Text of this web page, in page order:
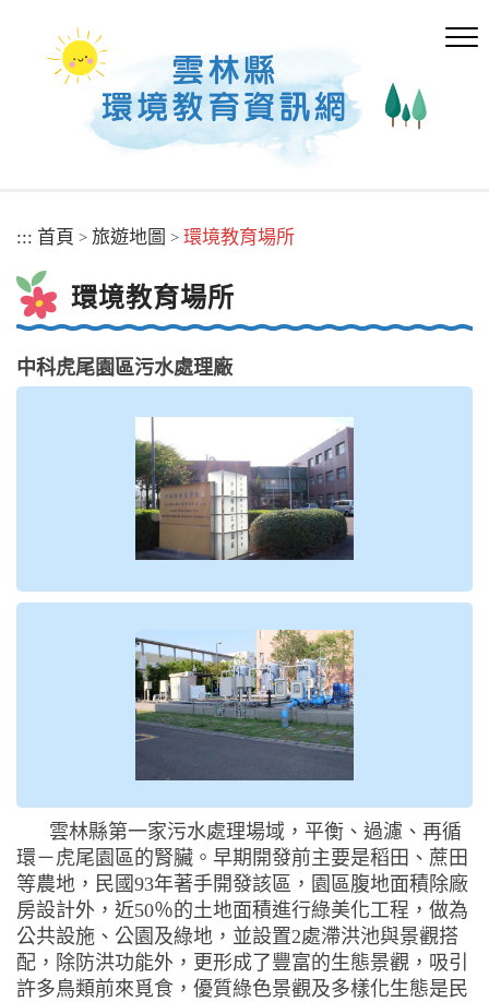
::: 首頁 > 旅遊地圖 > 環境教育場所
環境教育場所
中科虎尾園區污水處理廠
雲林縣第一家污水處理場域，平衡、過濾、再循
環－虎尾園區的腎臟。早期開發前主要是稻田、蔗田
等農地，民國93年著手開發該區，園區腹地面積除廠
房設計外，近50％的土地面積進行綠美化工程，做為
公共設施、公園及綠地，並設置2處滯洪池與景觀搭
配，除防洪功能外，更形成了豐富的生態景觀，吸引
許多鳥類前來覓食，優質綠色景觀及多樣化生態是民